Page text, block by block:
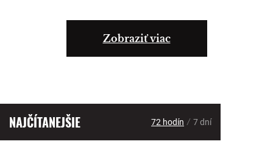
Zobraziť viac
NAJČÍTANEJŠIE 72 hodín / 7 dní